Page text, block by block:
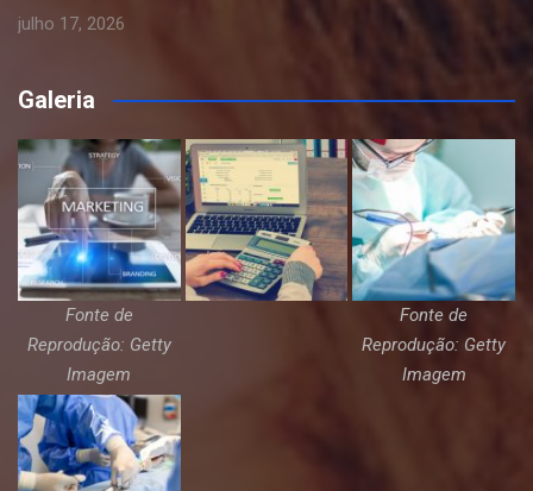
julho 17, 2026
Galeria
Fonte de
Reprodução: Getty
Imagem
Fonte de
Reprodução: Getty
Imagem